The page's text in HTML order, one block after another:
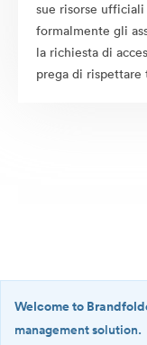
sue risorse
formalmente gli
la richiesta di
prega di
Welcome to
management solution.